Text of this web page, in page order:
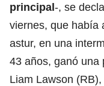
principal-, se
viernes, que había
astur, en una
43 años, ganó una
Liam Lawson